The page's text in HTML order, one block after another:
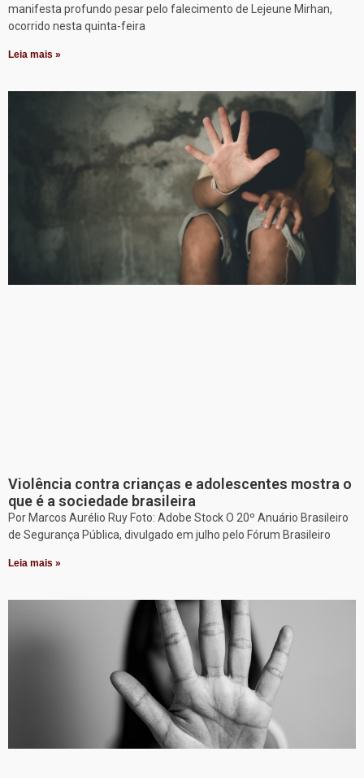
manifesta profundo pesar pelo falecimento de Lejeune Mirhan,
ocorrido nesta quinta-feira
Leia mais »
Violência contra crianças e adolescentes mostra o
que é a sociedade brasileira
Por Marcos Aurélio Ruy Foto: Adobe Stock O 20º Anuário Brasileiro
de Segurança Pública, divulgado em julho pelo Fórum Brasileiro
Leia mais »